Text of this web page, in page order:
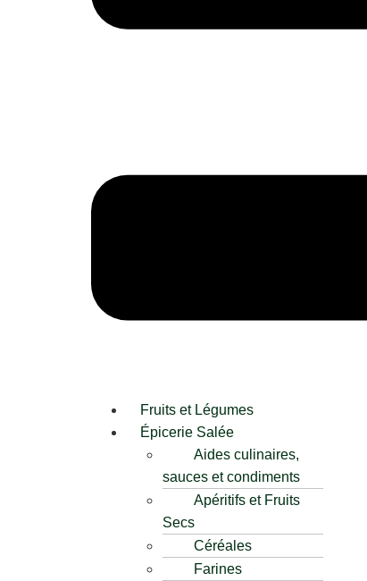
Fruits et Légumes
Épicerie Salée
Aides culinaires,
sauces et condiments
Apéritifs et Fruits
Secs
Céréales
Farines